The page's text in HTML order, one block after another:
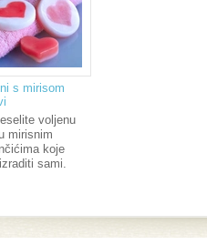
s mirisom
voljenu
mirisnim
koje
sami.